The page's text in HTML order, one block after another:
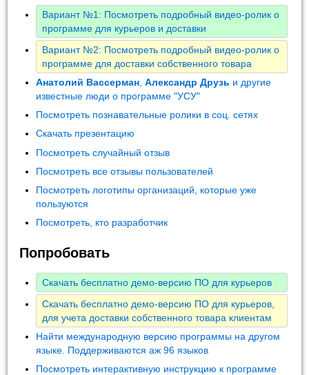
Вариант №1: Посмотреть подробный видео-ролик о
программе для курьеров и доставки
Вариант №2: Посмотреть подробный видео-ролик о
программе для доставки собственного товара
Анатолий Вассерман ,Александр Друзь и другие
известные люди о программе "УСУ"
Посмотреть познавательные ролики в соц. сетях
Скачать презентацию
Посмотреть случайный отзыв
Посмотреть все отзывы пользователей
Посмотреть логотипы организаций, которые уже
пользуются
Посмотреть, кто разработчик
Попробовать
Скачать бесплатно демо-версию ПО для курьеров
Скачать бесплатно демо-версию ПО для курьеров,
для учета доставки собственного товара клиентам
Найти международную версию программы на другом
языке. Поддерживаются аж 96 языков
Посмотреть интерактивную инструкцию к программе